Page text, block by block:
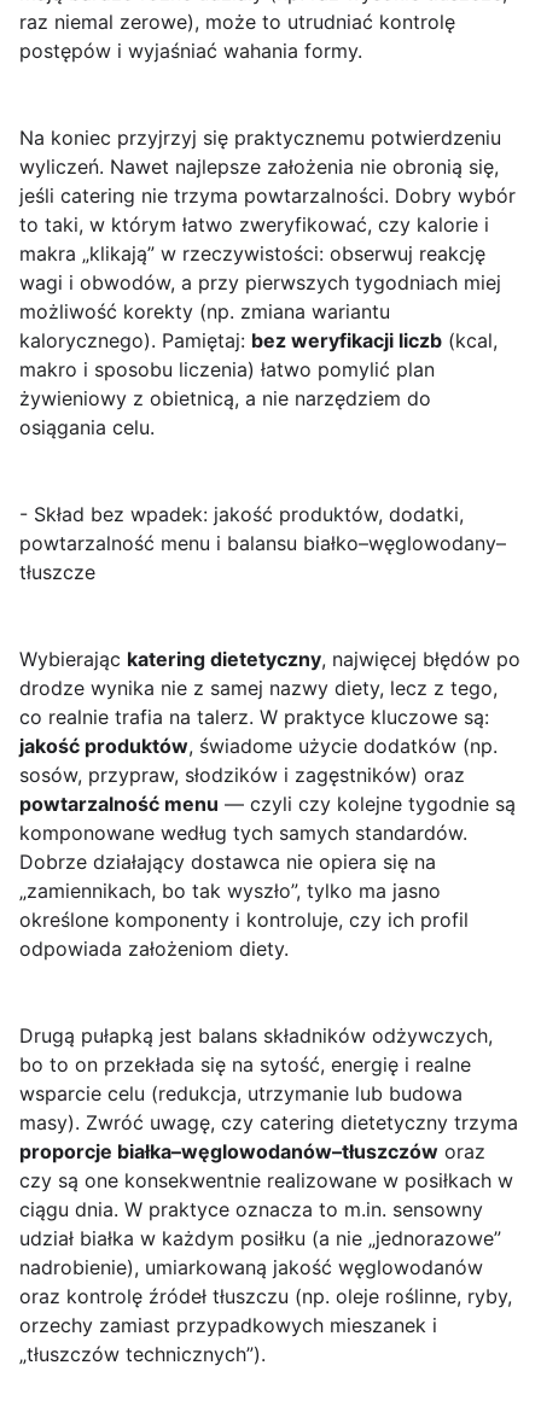
raz niemal zerowe), może to utrudniać kontrolę
postępów i wyjaśniać wahania formy.
Na koniec przyjrzyj się praktycznemu potwierdzeniu
wyliczeń. Nawet najlepsze założenia nie obronią się,
jeśli catering nie trzyma powtarzalności. Dobry wybór
to taki, w którym łatwo zweryfikować, czy kalorie i
makra „klikają” w rzeczywistości: obserwuj reakcję
wagi i obwodów, a przy pierwszych tygodniach miej
możliwość korekty (np. zmiana wariantu
kalorycznego). Pamiętaj: bez weryfikacji liczb (kcal,
makro i sposobu liczenia) łatwo pomylić plan
żywieniowy z obietnicą, a nie narzędziem do
osiągania celu.
- Skład bez wpadek: jakość produktów, dodatki,
powtarzalność menu i balansu białko–węglowodany–
tłuszcze
Wybierając katering dietetyczny, najwięcej błędów po
drodze wynika nie z samej nazwy diety, lecz z tego,
co realnie trafia na talerz. W praktyce kluczowe są:
jakość produktów, świadome użycie dodatków (np.
sosów, przypraw, słodzików i zagęstników) oraz
powtarzalność menu — czyli czy kolejne tygodnie są
komponowane według tych samych standardów.
Dobrze działający dostawca nie opiera się na
„zamiennikach, bo tak wyszło”, tylko ma jasno
określone komponenty i kontroluje, czy ich profil
odpowiada założeniom diety.
Drugą pułapką jest balans składników odżywczych,
bo to on przekłada się na sytość, energię i realne
wsparcie celu (redukcja, utrzymanie lub budowa
masy). Zwróć uwagę, czy catering dietetyczny trzyma
proporcje białka–węglowodanów–tłuszczów oraz
czy są one konsekwentnie realizowane w posiłkach w
ciągu dnia. W praktyce oznacza to m.in. sensowny
udział białka w każdym posiłku (a nie „jednorazowe”
nadrobienie), umiarkowaną jakość węglowodanów
oraz kontrolę źródeł tłuszczu (np. oleje roślinne, ryby,
orzechy zamiast przypadkowych mieszanek i
„tłuszczów technicznych”).